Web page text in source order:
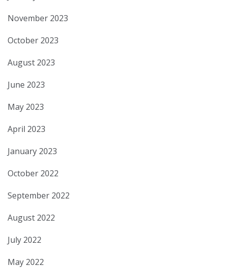
November 2023
October 2023
August 2023
June 2023
May 2023
April 2023
January 2023
October 2022
September 2022
August 2022
July 2022
May 2022